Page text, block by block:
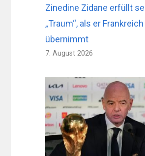
Zinedine Zidane erfüllt
„Traum“, als er Frankreich
übernimmt
7. August 2026